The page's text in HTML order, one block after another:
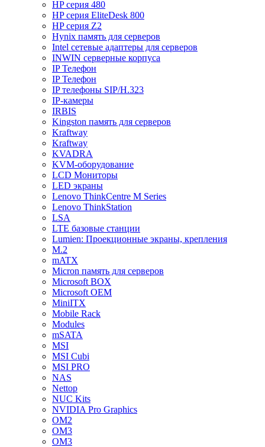
HP серия 480
HP серия EliteDesk 800
HP серия Z2
Hynix память для серверов
Intel сетевые адаптеры для серверов
INWIN серверные корпуса
IP Телефон
IP Телефон
IP телефоны SIP/H.323
IP-камеры
IRBIS
Kingston память для серверов
Kraftway
Kraftway
KVADRA
KVM-оборудование
LCD Мониторы
LED экраны
Lenovo ThinkCentre M Series
Lenovo ThinkStation
LSA
LTE базовые станции
Lumien: Проекционные экраны, крепления
M.2
mATX
Micron память для серверов
Microsoft BOX
Microsoft OEM
MiniITX
Mobile Rack
Modules
mSATA
MSI
MSI Cubi
MSI PRO
NAS
Nettop
NUC Kits
NVIDIA Pro Graphics
OM2
OM3
OM3